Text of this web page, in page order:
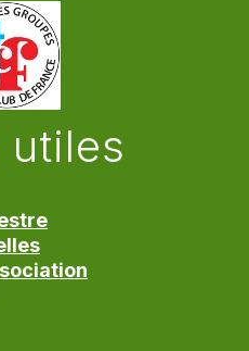
utiles